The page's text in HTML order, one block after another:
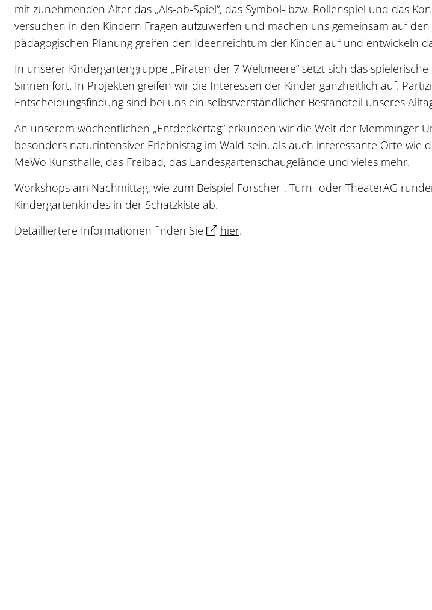
mit zunehmenden Alter das „Als-ob-Spiel“, das Symbol- bzw. Rollenspiel und das
versuchen in den Kindern Fragen aufzuwerfen und machen uns gemeinsam auf
pädagogischen Planung greifen den Ideenreichtum der Kinder auf und entwickeln
In unserer Kindergartengruppe „Piraten der 7 Weltmeere“ setzt sich das
Sinnen fort. In Projekten greifen wir die Interessen der Kinder ganzheitlich auf.
Entscheidungsfindung sind bei uns ein selbstverständlicher Bestandteil unseres
An unserem wöchentlichen „Entdeckertag“ erkunden wir die Welt der Memminger
besonders naturintensiver Erlebnistag im Wald sein, als auch interessante Orte wie
MeWo Kunsthalle, das Freibad, das Landesgartenschaugelände und vieles mehr.
Workshops am Nachmittag, wie zum Beispiel Forscher-, Turn- oder TheaterAG
Kindergartenkindes in der Schatzkiste ab.
Detailliertere Informationen finden Sie
hier.